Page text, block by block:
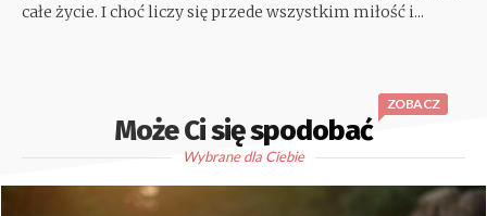
całe życie. I choć liczy się przede wszystkim miłość i...
Może Ci się spodobać
ZOBACZ
Wybrane dla Ciebie